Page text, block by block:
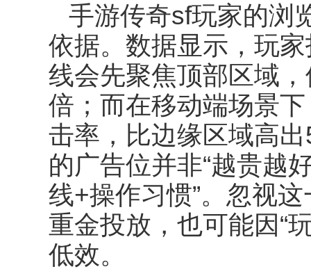
手游传奇sf玩家的浏
依据。数据显示，玩
线会先聚焦顶部区域
倍；而在移动端场景
击率，比边缘区域高出
的广告位并非“越贵越
线+操作习惯”。忽视
重金投放，也可能因“
低效。